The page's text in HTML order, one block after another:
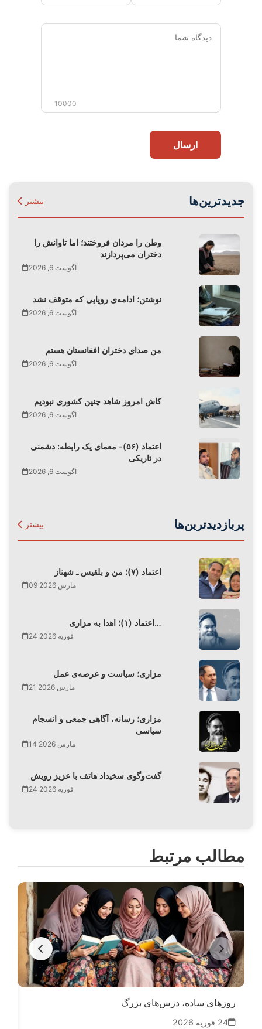
دیدگاه
10000
ارسال
جدیدترین‌ها بیشتر
وطن را مردان فروختند؛ اما تاوانش را
دختران می‌پردازند
آگوست 6, 2026
نوشتن؛ ادامه‌ی رویایی که متوقف نشد
آگوست 6, 2026
من صدای دختران افغانستان هستم
آگوست 6, 2026
کاش امروز شاهد چنین کشوری نبودیم
آگوست 6, 2026
اعتماد (۵۶)- معمای یک رابطه: دشمنی
در تاریکی
آگوست 6, 2026
پربازدیدترین‌ها بیشتر
اعتماد (۷)؛ من و بلقیس ـ شهناز
09 مارس 2026
اعتماد (۱)؛ اهدا به مزاری…
24 فوریه 2026
مزاری؛ سیاست و عرصه‌ی عمل
21 مارس 2026
مزاری؛ رسانه، آگاهی جمعی و انسجام
سیاسی
14 مارس 2026
گفت‌وگوی سخیداد هاتف با عزیز رویش
24 فوریه 2026
مطالب مرتبط
روزهای ساده، درس‌های بزرگ
24 فوریه 2026